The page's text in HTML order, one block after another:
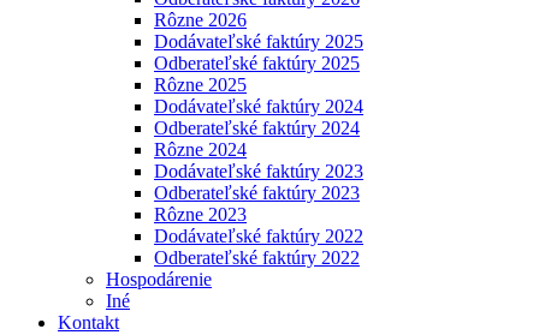
Rôzne 2026
Dodávateľské faktúry 2025
Odberateľské faktúry 2025
Rôzne 2025
Dodávateľské faktúry 2024
Odberateľské faktúry 2024
Rôzne 2024
Dodávateľské faktúry 2023
Odberateľské faktúry 2023
Rôzne 2023
Dodávateľské faktúry 2022
Odberateľské faktúry 2022
Hospodárenie
Iné
Kontakt